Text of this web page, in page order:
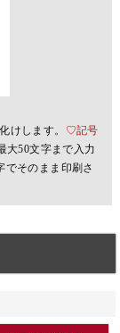
けします。 ♡記号
大50文字まで入力
そのまま印刷さ